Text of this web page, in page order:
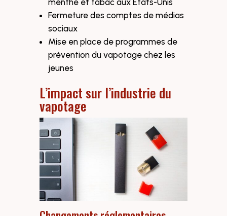
menthe et tabac aux États-Unis
Fermeture des comptes de médias
sociaux
Mise en place de programmes de
prévention du vapotage chez les
jeunes
L’impact sur l’industrie du
vapotage